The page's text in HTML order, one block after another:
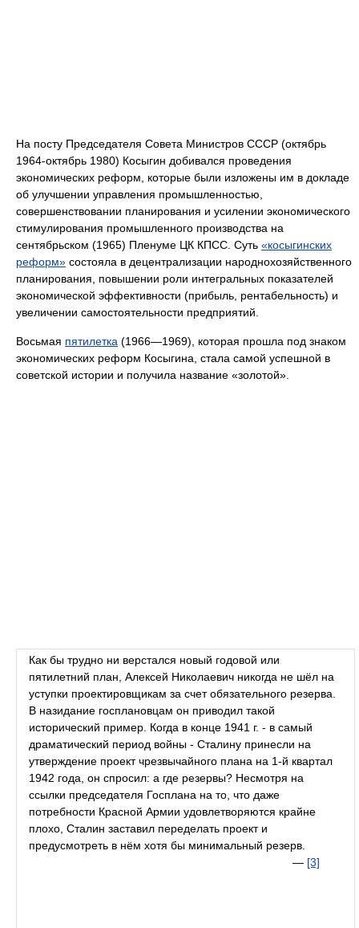
На посту Председателя Совета Министров СССР (октябрь
1964-октябрь 1980) Косыгин добивался проведения
экономических реформ, которые были изложены им в докладе
об улучшении управления промышленностью,
совершенствовании планирования и усилении экономического
стимулирования промышленного производства на
сентябрьском (1965) Пленуме ЦК КПСС. Суть «косыгинских
реформ» состояла в децентрализации народнохозяйственного
планирования, повышении роли интегральных показателей
экономической эффективности (прибыль, рентабельность) и
увеличении самостоятельности предприятий.
Восьмая пятилетка (1966—1969), которая прошла под знаком
экономических реформ Косыгина, стала самой успешной в
советской истории и получила название «золотой».
Как бы трудно ни верстался новый годовой или
пятилетний план, Алексей Николаевич никогда не шёл на
уступки проектировщикам за счет обязательного резерва.
В назидание госплановцам он приводил такой
исторический пример. Когда в конце 1941 г. - в самый
драматический период войны - Сталину принесли на
утверждение проект чрезвычайного плана на 1-й квартал
1942 года, он спросил: а где резервы? Несмотря на
ссылки председателя Госплана на то, что даже
потребности Красной Армии удовлетворяются крайне
плохо, Сталин заставил переделать проект и
предусмотреть в нём хотя бы минимальный резерв.
— [3]